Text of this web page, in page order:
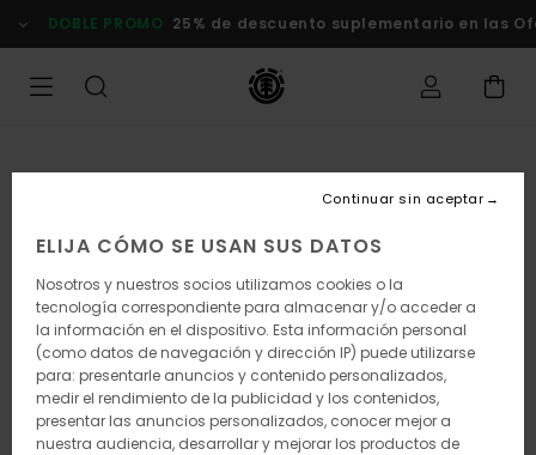
la
DOBLE PROMO 25% de descuento suplementario en las
ELIJA CÓMO SE USAN SUS DATOS
Nosotros y nuestros socios utilizamos cookies o la
tecnología correspondiente para almacenar y/o acceder a
la información en el dispositivo. Esta información personal
(como datos de navegación y dirección IP) puede utilizarse
para: presentarle anuncios y contenido personalizados,
medir el rendimiento de la publicidad y los contenidos,
presentar las anuncios personalizados, conocer mejor a
nuestra audiencia, desarrollar y mejorar los productos de
Continuar sin aceptar